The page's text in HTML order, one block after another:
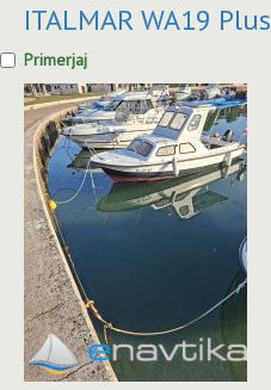
ITALMAR WA19 Plus
Primerjaj